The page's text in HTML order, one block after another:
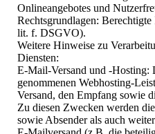
Onlineangebotes und
Rechtsgrundlagen:
lit. f. DSGVO).
Weitere Hinweise zu
Diensten:
E-Mail-Versand und -Hosting:
genommenen Webhosting-
Versand, den Empfang sowie
Zu diesen Zwecken werden
sowie Absender als auch